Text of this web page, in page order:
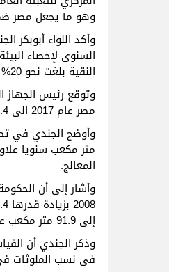
وهو ما يجعل مصر ضمن قائمة أفقر 30
وأكد اللواء أبوبكر
النقية بلغت نحو 20% في مصر عام 2008 مقابل 21% في العام السابق.
وتوقع رئيس الجهاز
مصر عام 2017 الى 71.4 مليار متر مكعب مقابل احتياجات مائية تصل إلى 86.2 مليار متر مكعب عن نفس العام .
المعالج.
إلى 91.9 متر مكعب عام 2008 بزيادة قدرها 17.8% عن العام السابق له.
وذكر الجندي أن
فى نسب الملوثات فى العام الحالى